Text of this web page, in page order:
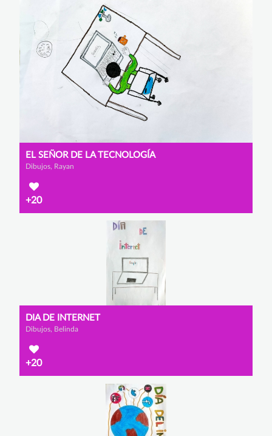
EL SEÑOR DE LA TECNOLOGÍA
Dibujos, Rayan
+20
DIA DE INTERNET
Dibujos, Belinda
+20